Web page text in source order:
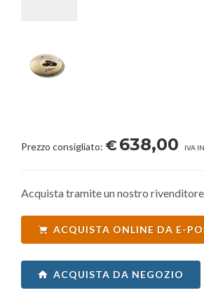
Prezzo consigliato: €638,00 IVA
Acquista tramite un nostro
ACQUISTA ONLINE DA E-
ACQUISTA DA NEGOZIO